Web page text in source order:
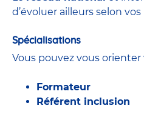
d’évoluer ailleurs selon
Spécialisations
Vous pouvez vous
Formateur
Référent inclusion